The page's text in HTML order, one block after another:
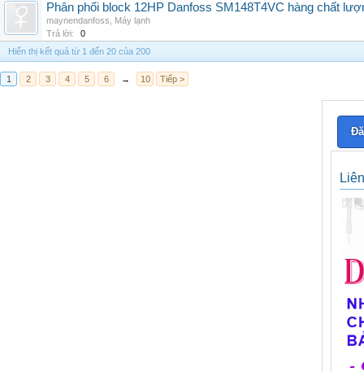
Phân phối block 12HP Danfoss SM148T4VC hàng chất
maynendanfoss
Máy lạnh
Trả lời:
0
Hiển thị kết quả từ 1 đến 20 của 200
1 2 3 4 5 6 → 10 Tiếp >